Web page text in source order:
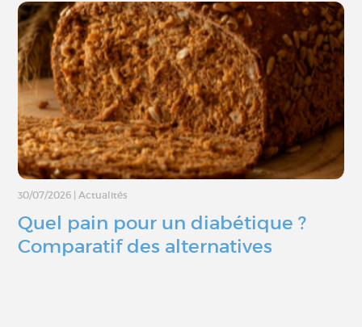
30/07/2026 Actualités
Quel pain pour un diabétique ?
Comparatif des alternatives